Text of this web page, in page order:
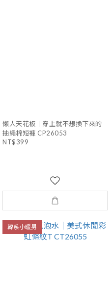
懶人天花板｜穿上就不想換下來的
抽繩棉短褲 CP26053
NT$399
韓系小暖男